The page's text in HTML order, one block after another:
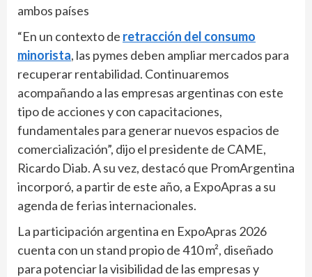
ambos países
“En un contexto de retracción del consumo
minorista, las pymes deben ampliar mercados para
recuperar rentabilidad. Continuaremos
acompañando a las empresas argentinas con este
tipo de acciones y con capacitaciones,
fundamentales para generar nuevos espacios de
comercialización”, dijo el presidente de CAME,
Ricardo Diab. A su vez, destacó que PromArgentina
incorporó, a partir de este año, a ExpoApras a su
agenda de ferias internacionales.
La participación argentina en ExpoApras 2026
cuenta con un stand propio de 410 m², diseñado
para potenciar la visibilidad de las empresas y